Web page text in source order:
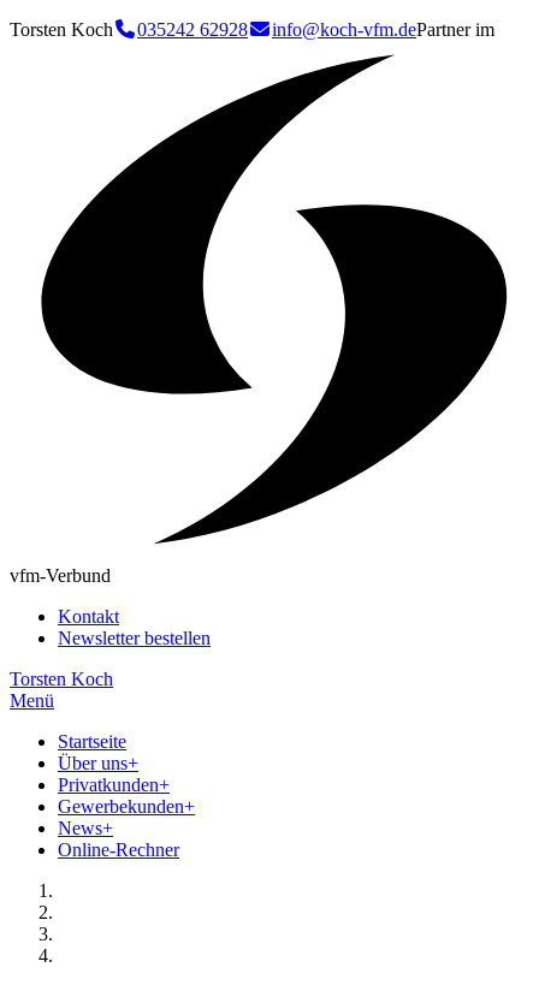
Torsten Koch 035242 62928 info@koch-vfm.dePartner im
vfm-Verbund
Kontakt
Newsletter bestellen
Torsten Koch
Menü
Startseite
Über uns+
Privatkunden+
Gewerbekunden+
News+
Online-Rechner